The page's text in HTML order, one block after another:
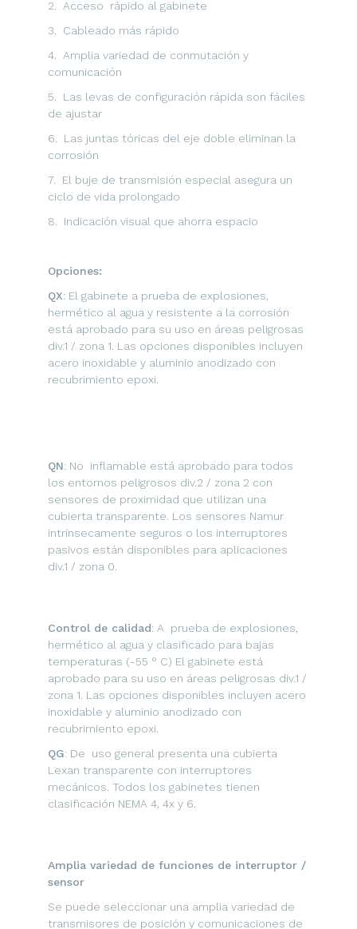
2. Acceso rápido al gabinete
3. Cableado más rápido
4. Amplia variedad de conmutación y
comunicación
5. Las levas de configuración rápida son fáciles
de ajustar
6. Las juntas tóricas del eje doble eliminan la
corrosión
7. El buje de transmisión especial asegura un
ciclo de vida prolongado
8. Indicación visual que ahorra espacio
Opciones:
QX: El gabinete a prueba de explosiones,
hermético al agua y resistente a la corrosión
está aprobado para su uso en áreas peligrosas
div.1 / zona 1. Las opciones disponibles incluyen
acero inoxidable y aluminio anodizado con
recubrimiento epoxi.
QN: No inflamable está aprobado para todos
los entornos peligrosos div.2 / zona 2 con
sensores de proximidad que utilizan una
cubierta transparente. Los sensores Namur
intrínsecamente seguros o los interruptores
pasivos están disponibles para aplicaciones
div.1 / zona 0.
Control de calidad: A prueba de explosiones,
hermético al agua y clasificado para bajas
temperaturas (-55 ° C) El gabinete está
aprobado para su uso en áreas peligrosas div.1 /
zona 1. Las opciones disponibles incluyen acero
inoxidable y aluminio anodizado con
recubrimiento epoxi.
QG: De uso general presenta una cubierta
Lexan transparente con interruptores
mecánicos. Todos los gabinetes tienen
clasificación NEMA 4, 4x y 6.
Amplia variedad de funciones de interruptor /
sensor
Se puede seleccionar una amplia variedad de
transmisores de posición y comunicaciones de